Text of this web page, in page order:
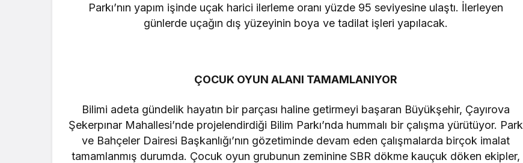
Parkı’nın yapım işinde uçak harici ilerleme oranı yüzde 95 seviyesine ulaştı. İlerleyen
günlerde uçağın dış yüzeyinin boya ve tadilat işleri yapılacak.
ÇOCUK OYUN ALANI TAMAMLANIYOR
Bilimi adeta gündelik hayatın bir parçası haline getirmeyi başaran Büyükşehir, Çayırova
Şekerpınar Mahallesi’nde projelendirdiği Bilim Parkı’nda hummalı bir çalışma yürütüyor. Park
ve Bahçeler Dairesi Başkanlığı’nın gözetiminde devam eden çalışmalarda birçok imalat
tamamlanmış durumda. Çocuk oyun grubunun zeminine SBR dökme kauçuk döken ekipler,